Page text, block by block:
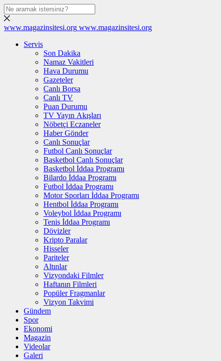
www.magazinsitesi.org www.magazinsitesi.org
Servis
Son Dakika
Namaz Vakitleri
Hava Durumu
Gazeteler
Canlı Borsa
Canlı TV
Puan Durumu
TV Yayın Akışları
Nöbetçi Eczaneler
Haber Gönder
Canlı Sonuçlar
Futbol Canlı Sonuçlar
Basketbol Canlı Sonuçlar
Basketbol İddaa Programı
Bilardo İddaa Programı
Futbol İddaa Programı
Motor Sporları İddaa Programı
Hentbol İddaa Programı
Voleybol İddaa Programı
Tenis İddaa Programı
Dövizler
Kripto Paralar
Hisseler
Pariteler
Altınlar
Vizyondaki Filmler
Haftanın Filmleri
Popüler Fragmanlar
Vizyon Takvimi
Gündem
Spor
Ekonomi
Magazin
Videolar
Galeri